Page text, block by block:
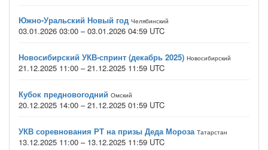
Южно-Уральский Новый год Челябинский
03.01.2026 03:00 – 03.01.2026 04:59 UTC
Новосибирский УКВ-спринт (декабрь 2025) Новосибирский
21.12.2025 11:00 – 21.12.2025 11:59 UTC
Кубок предновогодний Омский
20.12.2025 14:00 – 21.12.2025 01:59 UTC
УКВ соревнования РТ на призы Деда Мороза Татарстан
13.12.2025 11:00 – 13.12.2025 11:59 UTC